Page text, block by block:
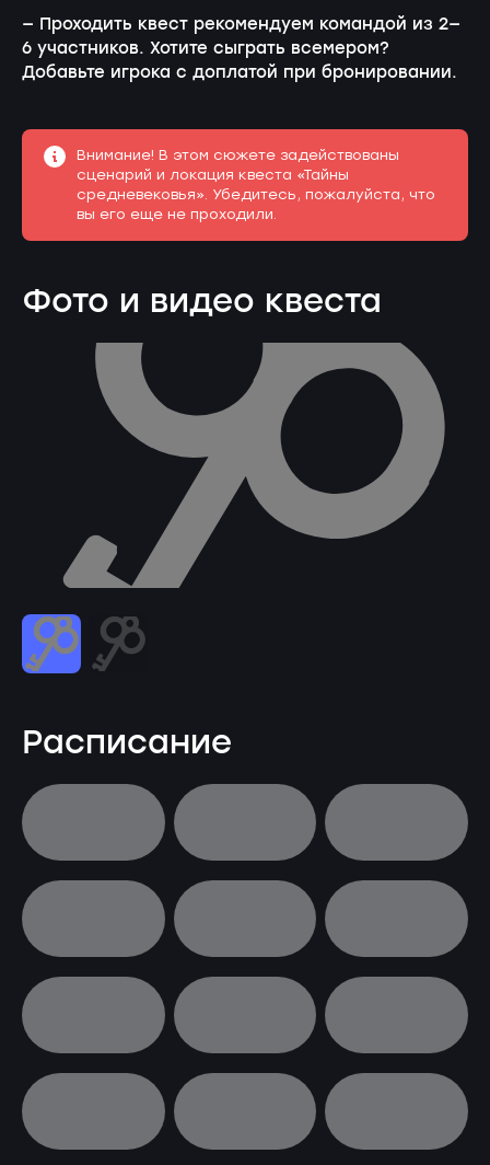
— Проходить квест рекомендуем командой из 2—
6 участников. Хотите сыграть всемером?
Добавьте игрока с доплатой при бронировании.
Внимание! В этом сюжете задействованы
сценарий и локация квеста «Тайны
средневековья». Убедитесь, пожалуйста, что
вы его еще не проходили.
Фото и видео квеста
Расписание